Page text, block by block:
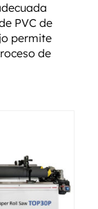
PVC de
permite
de